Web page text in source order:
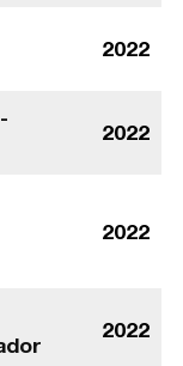
2022
2022
2022
2022